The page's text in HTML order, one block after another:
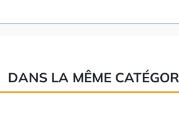
DANS LA MÊME